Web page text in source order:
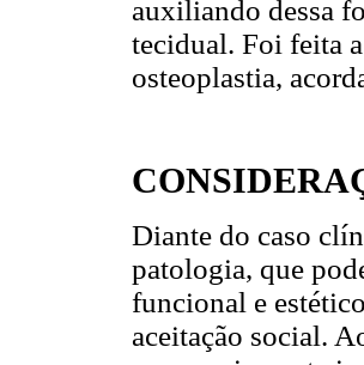
auxiliando dessa
tecidual. Foi feita
osteoplastia,
Diante do caso
patologia, que
funcional e
aceitação social.